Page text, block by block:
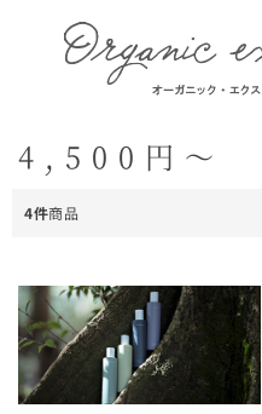
4,500円～
4件商品